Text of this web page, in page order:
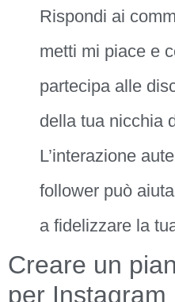
Rispondi ai
metti mi piace e
partecipa alle
della tua nicchia
L’interazione
follower può
a fidelizzare la
Creare un
per Instagram